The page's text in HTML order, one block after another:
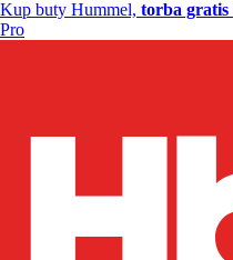
Kup buty Hummel, torba gratis
Pro